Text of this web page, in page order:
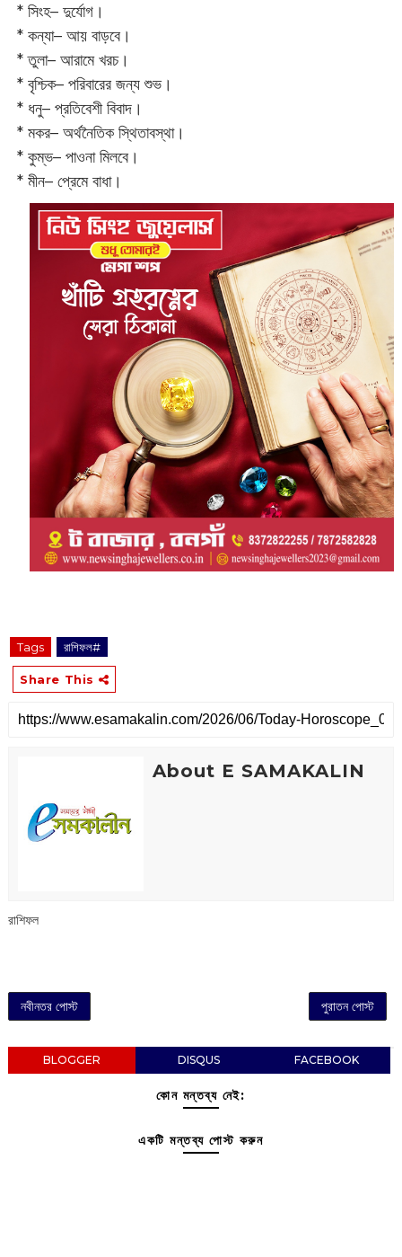
* সিংহ– দুর্যোগ।
* কন্যা– আয় বাড়বে।
* তুলা– আরামে খরচ।
* বৃশ্চিক– পরিবারের জন্য শুভ।
* ধনু– প্রতিবেশী বিবাদ।
* মকর– অর্থনৈতিক স্থিতাবস্থা।‌
* কুম্ভ– পাওনা মিলবে।
* মীন– প্রেমে বাধা।‌‌‌‌‌‌‌‌‌‌‌‌‌‌‌‌‌‌‌‌‌‌‌‌‌‌‌‌‌‌‌‌‌‌‌‌‌‌‌‌‌‌‌‌‌‌‌‌
Tags রাশিফল#
Share This
About E SAMAKALIN
রাশিফল
নবীনতর পোস্ট পুরাতন পোস্ট
BLOGGER DISQUS FACEBOOK
কোন মন্তব্য নেই:
একটি মন্তব্য পোস্ট করুন